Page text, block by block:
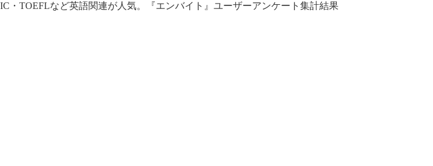
・TOEFLなど英語関連が人気。『エンバイト』ユーザーアンケート集計結果